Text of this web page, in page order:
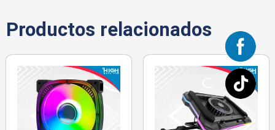
Productos relacionados